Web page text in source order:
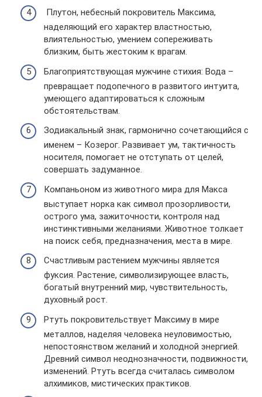
Плутон, небесный покровитель Максима,
наделяющий его характер властностью,
влиятельностью, умением сопереживать
близким, быть жестоким к врагам.
Благоприятствующая мужчине стихия: Вода –
превращает подопечного в развитого интуита,
умеющего адаптироваться к сложным
обстоятельствам.
Зодиакальный знак, гармонично сочетающийся с
именем – Козерог. Развивает ум, тактичность
носителя, помогает не отступать от целей,
совершать задуманное.
Компаньоном из животного мира для Макса
выступает норка как символ прозорливости,
острого ума, зажиточности, контроля над
инстинктивными желаниями. Животное толкает
на поиск себя, предназначения, места в мире.
Счастливым растением мужчины является
фуксия. Растение, символизирующее власть,
богатый внутренний мир, чувствительность,
духовный рост.
Ртуть покровительствует Максиму в мире
металлов, наделяя человека неуловимостью,
непостоянством желаний и холодной энергией.
Древний символ неоднозначности, подвижности,
изменений. Ртуть всегда считалась символом
алхимиков, мистических практиков.